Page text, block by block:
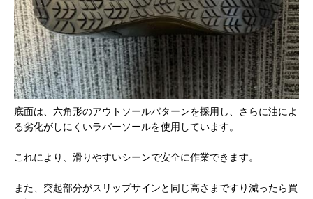
底面は、六角形のアウトソールパターンを採用し、さらに油によ
る劣化がしにくいラバーソールを使用しています。
これにより、滑りやすいシーンで安全に作業できます。
また、突起部分がスリップサインと同じ高さまですり減ったら買